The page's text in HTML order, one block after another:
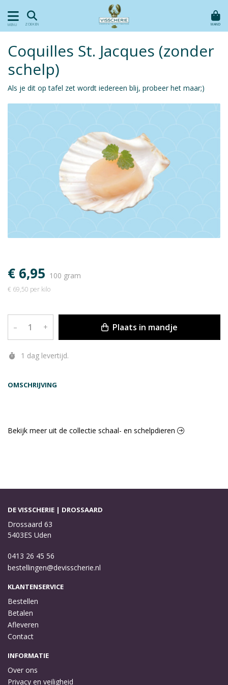
MENU ZOEKEN MAND
OMSCHRIJVING
Coquilles St. Jacques (zonder
schelp)
Als je dit op tafel zet wordt iedereen blij, probeer het maar;)
€ 6,95 100 gram
€ 69,50 per kilo
– + Plaats in mandje
1 dag levertijd.
Bekijk meer uit de collectie schaal- en schelpdieren
DE VISSCHERIE | DROSSAARD
Drossaard 63
5403ES Uden
0413 26 45 56
bestellingen@devisscherie.nl
KLANTENSERVICE
Bestellen
Betalen
Afleveren
Contact
INFORMATIE
Over ons
Privacy en veiligheid